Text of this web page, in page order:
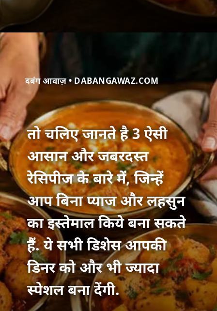
दबंग आवाज़ • DABANGAWAZ.COM
तो चलिए जानते है 3 ऐसी
आसान और जबरदस्त
रेसिपीज के बारे में, जिन्हें
आप बिना प्याज और लहसुन
का इस्तेमाल किये बना सकते
हैं. ये सभी डिशेस आपकी
डिनर को और भी ज्यादा
स्पेशल बना देंगी.